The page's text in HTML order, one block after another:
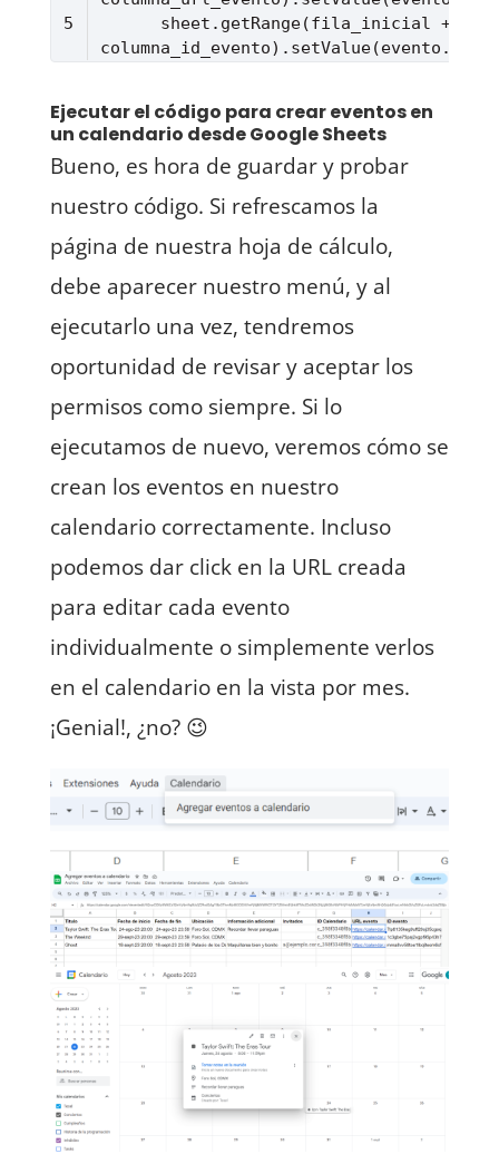
Ejecutar el código para crear eventos en
un calendario desde Google Sheets
Bueno, es hora de guardar y probar
nuestro código. Si refrescamos la
página de nuestra hoja de cálculo,
debe aparecer nuestro menú, y al
ejecutarlo una vez, tendremos
oportunidad de revisar y aceptar los
permisos como siempre. Si lo
ejecutamos de nuevo, veremos cómo se
crean los eventos en nuestro
calendario correctamente. Incluso
podemos dar click en la URL creada
para editar cada evento
individualmente o simplemente verlos
en el calendario en la vista por mes.
¡Genial!, ¿no? 😉